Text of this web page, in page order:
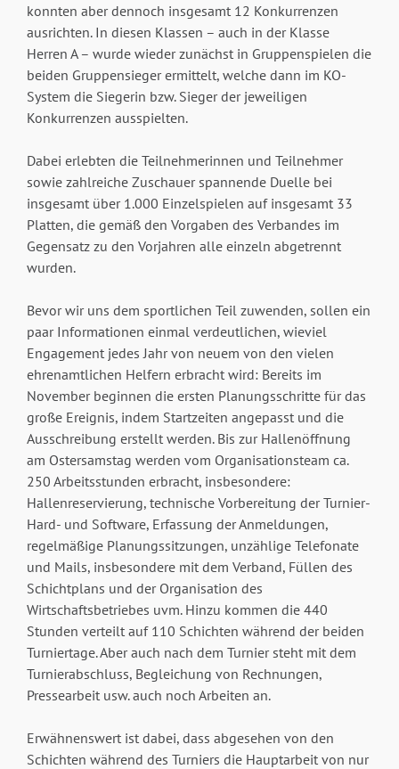
konnten aber dennoch insgesamt 12 Konkurrenzen
ausrichten. In diesen Klassen – auch in der Klasse
Herren A – wurde wieder zunächst in Gruppenspielen die
beiden Gruppensieger ermittelt, welche dann im KO-
System die Siegerin bzw. Sieger der jeweiligen
Konkurrenzen ausspielten.
Dabei erlebten die Teilnehmerinnen und Teilnehmer
sowie zahlreiche Zuschauer spannende Duelle bei
insgesamt über 1.000 Einzelspielen auf insgesamt 33
Platten, die gemäß den Vorgaben des Verbandes im
Gegensatz zu den Vorjahren alle einzeln abgetrennt
wurden.
Bevor wir uns dem sportlichen Teil zuwenden, sollen ein
paar Informationen einmal verdeutlichen, wieviel
Engagement jedes Jahr von neuem von den vielen
ehrenamtlichen Helfern erbracht wird: Bereits im
November beginnen die ersten Planungsschritte für das
große Ereignis, indem Startzeiten angepasst und die
Ausschreibung erstellt werden. Bis zur Hallenöffnung
am Ostersamstag werden vom Organisationsteam ca.
250 Arbeitsstunden erbracht, insbesondere:
Hallenreservierung, technische Vorbereitung der Turnier-
Hard- und Software, Erfassung der Anmeldungen,
regelmäßige Planungssitzungen, unzählige Telefonate
und Mails, insbesondere mit dem Verband, Füllen des
Schichtplans und der Organisation des
Wirtschaftsbetriebes uvm. Hinzu kommen die 440
Stunden verteilt auf 110 Schichten während der beiden
Turniertage. Aber auch nach dem Turnier steht mit dem
Turnierabschluss, Begleichung von Rechnungen,
Pressearbeit usw. auch noch Arbeiten an.
Erwähnenswert ist dabei, dass abgesehen von den
Schichten während des Turniers die Hauptarbeit von nur